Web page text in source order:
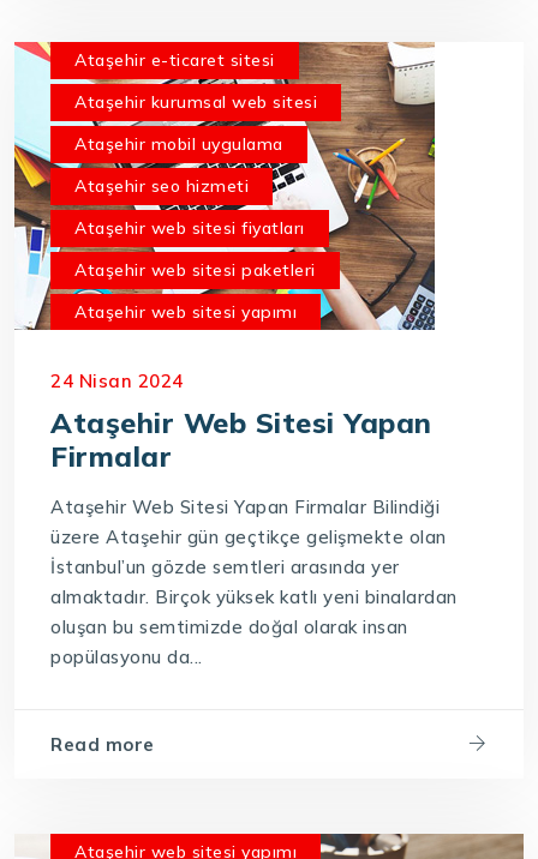
Ataşehir e-ticaret sitesi
Ataşehir kurumsal web sitesi
Ataşehir mobil uygulama
Ataşehir seo hizmeti
Ataşehir web sitesi fiyatları
Ataşehir web sitesi paketleri
Ataşehir web sitesi yapımı
24 Nisan 2024
Ataşehir Web Sitesi Yapan
Firmalar
Ataşehir Web Sitesi Yapan Firmalar Bilindiği
üzere Ataşehir gün geçtikçe gelişmekte olan
İstanbul’un gözde semtleri arasında yer
almaktadır. Birçok yüksek katlı yeni binalardan
oluşan bu semtimizde doğal olarak insan
popülasyonu da...
Read more
Ataşehir web sitesi yapımı